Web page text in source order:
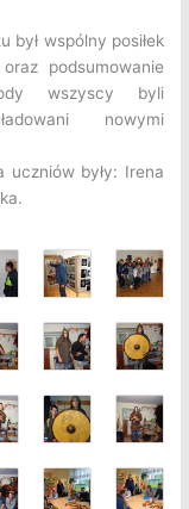
był wspólny posiłek
podsumowanie
wszyscy byli
nowymi
uczniów były: Irena